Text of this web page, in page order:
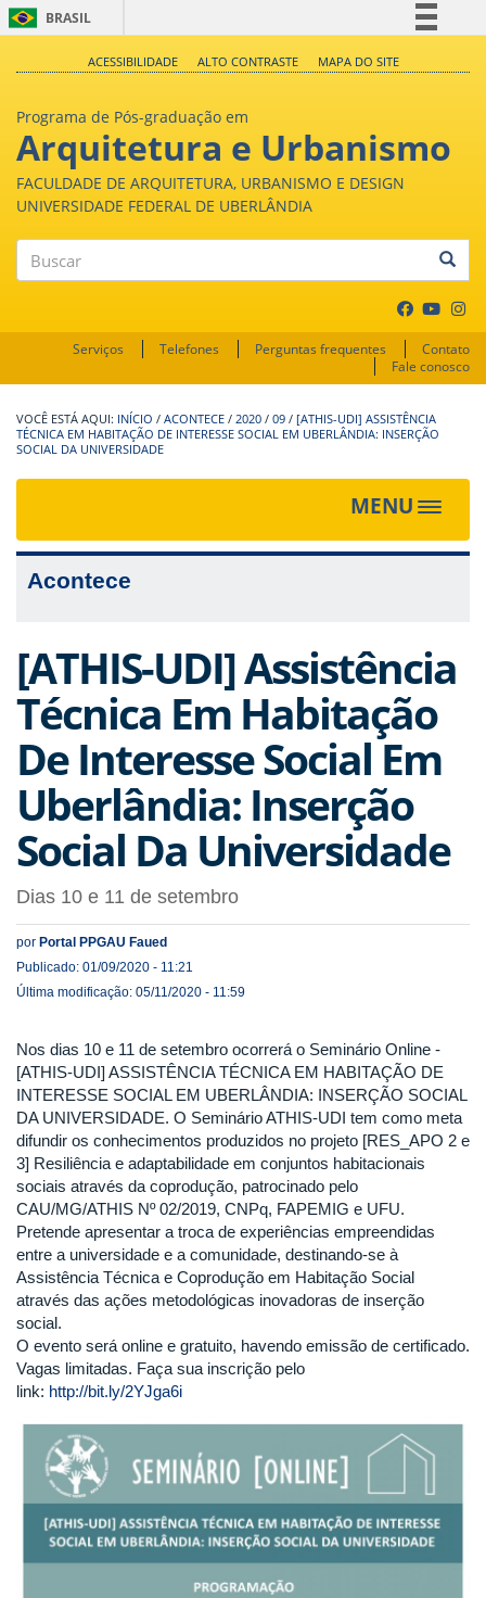
BRASIL
Acesso à informação
Legislação
ACESSIBILIDADE ALTO CONTRASTE MAPA DO SITE
Programa de Pós-graduação em
Arquitetura e Urbanismo
FACULDADE DE ARQUITETURA, URBANISMO E DESIGN
UNIVERSIDADE FEDERAL DE UBERLÂNDIA
Serviços Telefones Perguntas frequentes
Contato
Fale conosco
INÍCIO / ACONTECE / 2020 / 09 / [ATHIS-UDI] ASSISTÊNCIA
TÉCNICA EM HABITAÇÃO DE INTERESSE SOCIAL EM UBERLÂNDIA: INSERÇÃO
SOCIAL DA UNIVERSIDADE
MENU
Toggle
Acontece
[ATHIS-UDI] Assistência
Técnica Em Habitação
De Interesse Social Em
Uberlândia: Inserção
Social Da Universidade
Dias 10 e 11 de setembro
por Portal PPGAU Faued
Publicado: 01/09/2020 - 11:21
Última modificação: 05/11/2020 - 11:59
Nos dias 10 e 11 de setembro ocorrerá o Seminário Online -
[ATHIS-UDI] ASSISTÊNCIA TÉCNICA EM HABITAÇÃO DE
INTERESSE SOCIAL EM UBERLÂNDIA: INSERÇÃO SOCIAL
DA UNIVERSIDADE. O Seminário ATHIS-UDI tem como meta
difundir os conhecimentos produzidos no projeto [RES_APO 2 e
3] Resiliência e adaptabilidade em conjuntos habitacionais
sociais através da coprodução, patrocinado pelo
CAU/MG/ATHIS Nº 02/2019, CNPq, FAPEMIG e UFU.
Pretende apresentar a troca de experiências empreendidas
entre a universidade e a comunidade, destinando-se à
Assistência Técnica e Coprodução em Habitação Social
através das ações metodológicas inovadoras de inserção
social.
O evento será online e gratuito, havendo emissão de certificado.
Vagas limitadas. Faça sua inscrição pelo
link: http://bit.ly/2YJga6i